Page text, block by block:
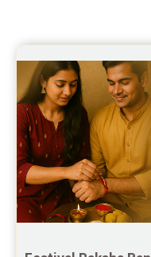
Rahu Ketu Transit
Jupiter Transit
Free Horoscope
Free Horoscope
Free Personal
Free Career